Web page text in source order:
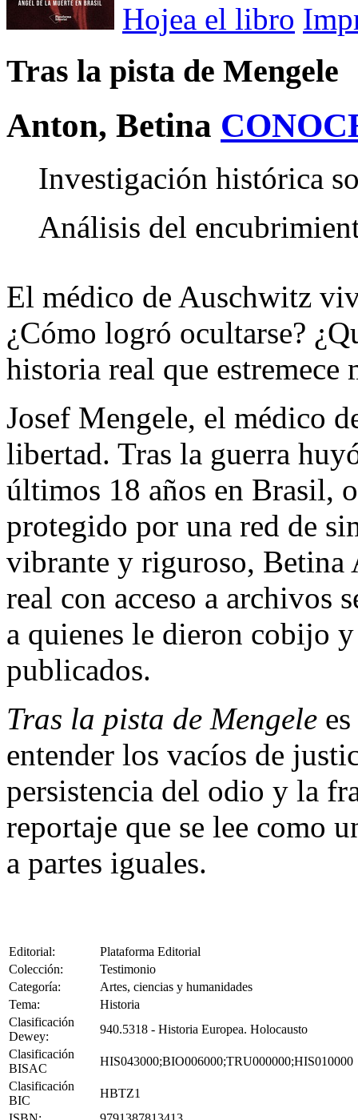
Hojea el libro
Tras la pista de Mengele
Anton, Betina
Investigación histórica
Análisis del
El médico de Auschwitz
¿Cómo logró ocultarse?
historia real que estremece
Josef Mengele, el médico
libertad. Tras la guerra
últimos 18 años en Brasil,
protegido por una red de
vibrante y riguroso, Betina
real con acceso a archivos
a quienes le dieron cobijo
publicados.
Tras la pista de Mengele
entender los vacíos de
persistencia del odio y la
reportaje que se lee como
a partes iguales.
Editorial:
Plataforma Editorial
Colección:
Testimonio
Categoría:
Artes, ciencias y humanidades
Tema:
Historia
Clasificación
Dewey:
940.5318 - Historia Europea. Holocausto
Clasificación
BISAC
HIS043000;BIO006000;TRU000000;HIS010000
Clasificación
BIC
HBTZ1